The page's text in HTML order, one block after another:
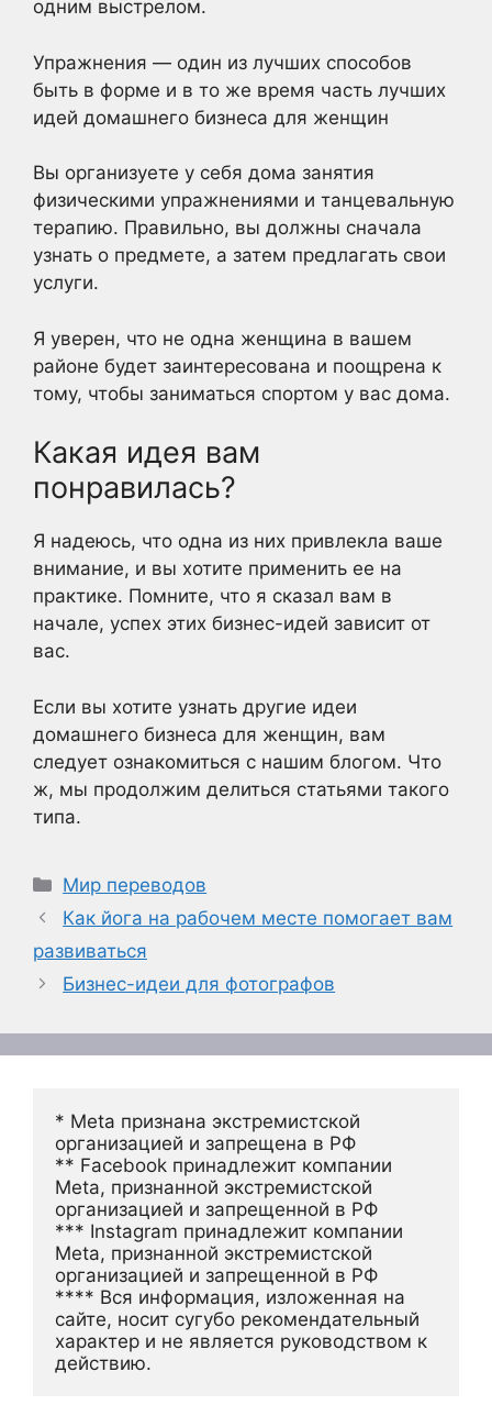
одним выстрелом.
Упражнения — один из лучших способов
быть в форме и в то же время часть лучших
идей домашнего бизнеса для женщин
Вы организуете у себя дома занятия
физическими упражнениями и танцевальную
терапию. Правильно, вы должны сначала
узнать о предмете, а затем предлагать свои
услуги.
Я уверен, что не одна женщина в вашем
районе будет заинтересована и поощрена к
тому, чтобы заниматься спортом у вас дома.
Какая идея вам
понравилась?
Я надеюсь, что одна из них привлекла ваше
внимание, и вы хотите применить ее на
практике. Помните, что я сказал вам в
начале, успех этих бизнес-идей зависит от
вас.
Если вы хотите узнать другие идеи
домашнего бизнеса для женщин, вам
следует ознакомиться с нашим блогом. Что
ж, мы продолжим делиться статьями такого
типа.
Рубрики
Мир переводов
Как йога на рабочем месте помогает вам
развиваться
Бизнес-идеи для фотографов
* Meta признана экстремистской
организацией и запрещена в РФ
** Facebook принадлежит компании
Meta, признанной экстремистской
организацией и запрещенной в РФ
*** Instagram принадлежит компании
Meta, признанной экстремистской
организацией и запрещенной в РФ
**** Вся информация, изложенная на
сайте, носит сугубо рекомендательный
характер и не является руководством к
действию.